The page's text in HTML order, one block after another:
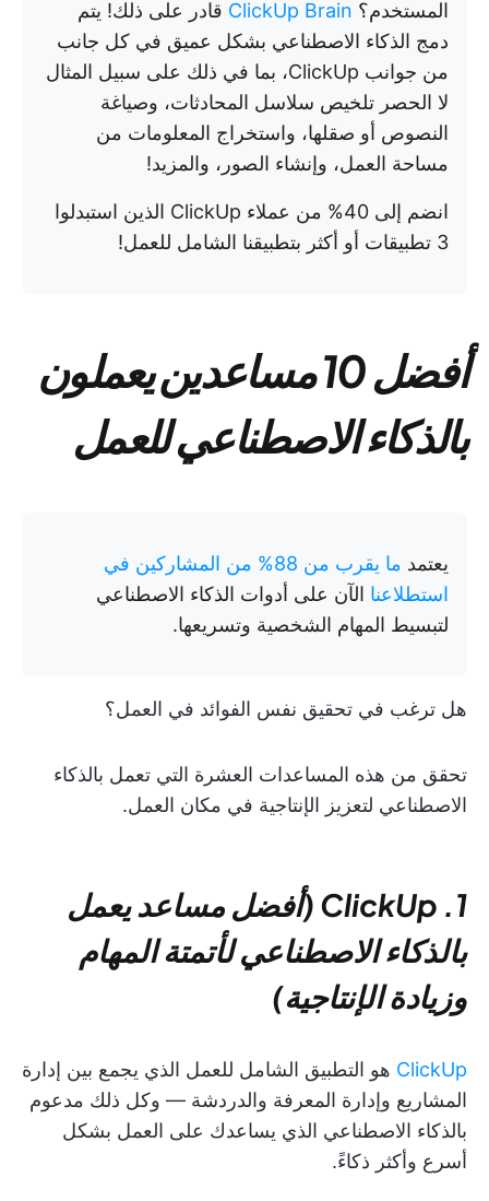
المستخدم؟ ClickUp Brain قادر على ذلك! يتم
دمج الذكاء الاصطناعي بشكل عميق في كل جانب
من جوانب ClickUp، بما في ذلك على سبيل المثال
لا الحصر تلخيص سلاسل المحادثات، وصياغة
النصوص أو صقلها، واستخراج المعلومات من
مساحة العمل، وإنشاء الصور، والمزيد!
انضم إلى 40% من عملاء ClickUp الذين استبدلوا
3 تطبيقات أو أكثر بتطبيقنا الشامل للعمل!
أفضل 10 مساعدين يعملون
بالذكاء الاصطناعي للعمل
يعتمد
ما يقرب من 88% من المشاركين في
استطلاعنا الآن على أدوات الذكاء الاصطناعي
لتبسيط المهام الشخصية وتسريعها.
هل ترغب في تحقيق نفس الفوائد في العمل؟
تحقق من هذه المساعدات العشرة التي تعمل بالذكاء
الاصطناعي لتعزيز الإنتاجية في مكان العمل.
1. ClickUp (أفضل مساعد يعمل
بالذكاء الاصطناعي لأتمتة المهام
وزيادة الإنتاجية)
ClickUp هو التطبيق الشامل للعمل الذي يجمع بين إدارة
المشاريع وإدارة المعرفة والدردشة — وكل ذلك مدعوم
بالذكاء الاصطناعي الذي يساعدك على العمل بشكل
أسرع وأكثر ذكاءً.